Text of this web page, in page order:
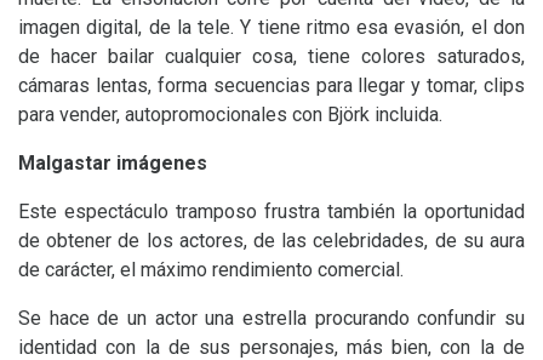
imagen digital, de la tele. Y tiene ritmo esa evasión, el don
de hacer bailar cualquier cosa, tiene colores saturados,
cámaras lentas, forma secuencias para llegar y tomar, clips
para vender, autopromocionales con Björk incluida.
Malgastar imágenes
Este espectáculo tramposo frustra también la oportunidad
de obtener de los actores, de las celebridades, de su aura
de carácter, el máximo rendimiento comercial.
Se hace de un actor una estrella procurando confundir su
identidad con la de sus personajes, más bien, con la de